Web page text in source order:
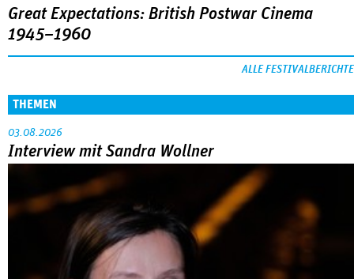
Great Expectations: British Postwar Cinema
1945–1960
ALLE FESTIVALBERICHTE
THEMEN
03.08.2026
Interview mit Sandra Wollner